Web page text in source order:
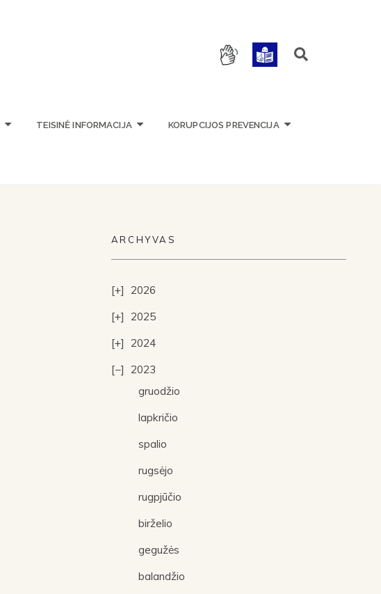
TEISINĖ INFORMACIJA KORUPCIJOS PREVENCIJA
ARCHYVAS
2026
2025
2024
2023
gruodžio
lapkričio
spalio
rugsėjo
rugpjūčio
birželio
gegužės
balandžio